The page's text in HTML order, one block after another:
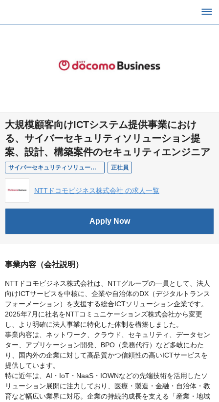
大規模顧客向けICTシステム提供事業におけ
る、サイバーセキュリティソリューション提
案、設計、構築案件のセキュリティエンジニア
サイバーセキュリティソリューション提案、設計、構築案件のエンジニア 正社員
NTTドコモビジネス株式会社 の求人一覧
Apply Now
事業内容（会社説明）
NTTドコモビジネス株式会社は、NTTグループの一員として、法人
向けICTサービスを中核に、企業や自治体のDX（デジタルトランス
フォーメーション）を支援する総合ICTソリューション企業です。
2025年7月に社名をNTTコミュニケーションズ株式会社から変更
し、より明確に法人事業に特化した体制を構築しました。
事業内容は、ネットワーク、クラウド、セキュリティ、データセン
ター、アプリケーション開発、BPO（業務代行）など多岐にわた
り、国内外の企業に対して高品質かつ信頼性の高いICTサービスを
提供しています。
特に近年は、AI・IoT・NaaS・IOWNなどの先端技術を活用したソ
リューション展開に注力しており、医療・製造・金融・自治体・教
育など幅広い業界に対応。企業の持続的成長を支える「産業・地域